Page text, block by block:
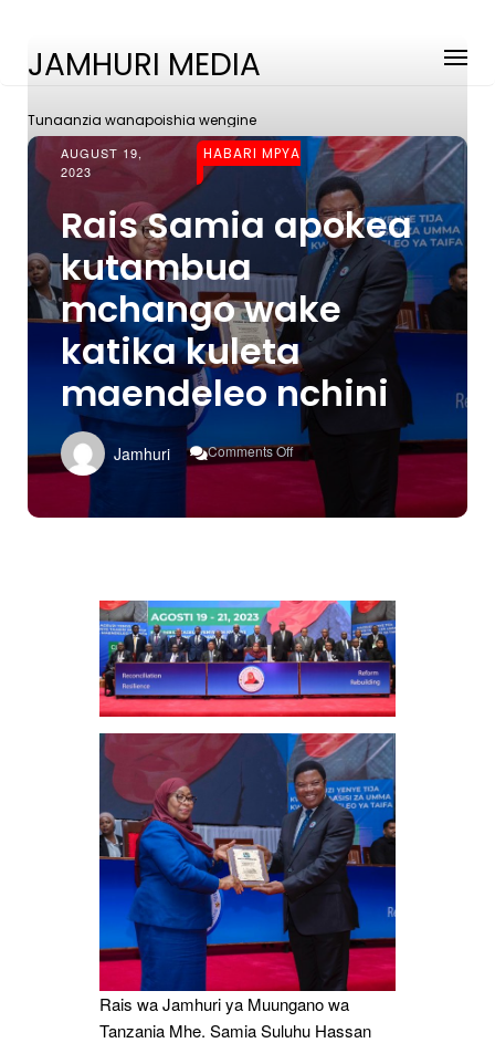
JAMHURI MEDIA
Tunaanzia wanapoishia wengine
AUGUST 19,
2023
HABARI MPYA
Rais Samia apokea
kutambua
mchango wake
katika kuleta
maendeleo nchini
Jamhuri Comments Off
On
Rais
Samia
Apokea
Kuleta
Maendeleo
Nchini
Rais wa Jamhuri ya Muungano wa
Tanzania Mhe. Samia Suluhu Hassan